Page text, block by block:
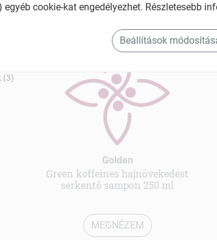
(3)
Golden termékek
Golden
Green koffeines hajnövekedést
serkentő sampon 250 ml
MEGNÉZEM
egyéb cookie-kat engedélyezhet. Részletesebb
Beállítások